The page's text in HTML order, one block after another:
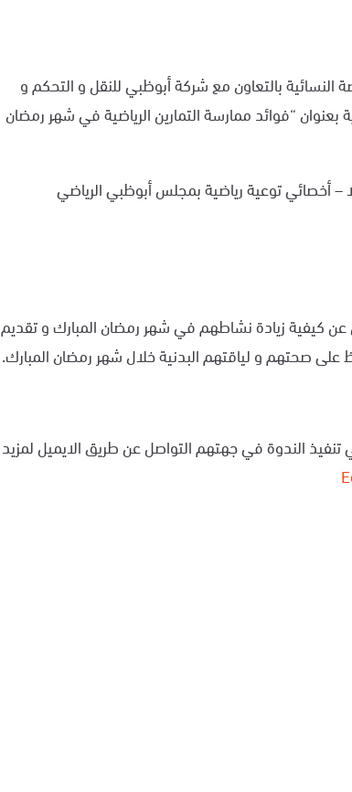
النسائية بالتعاون مع شركة أبوظبي للنقل و التحكم و
“فوائد ممارسة التمارين الرياضية في شهر رمضان
– أخصائي توعية رياضية بمجلس أبوظبي الرياضي
كيفية زيادة نشاطهم في شهر رمضان المبارك و تقديم
على صحتهم و لياقتهم البدنية خلال شهر رمضان المبارك.
الندوة في جهتهم التواصل عن طريق الايميل لمزيد